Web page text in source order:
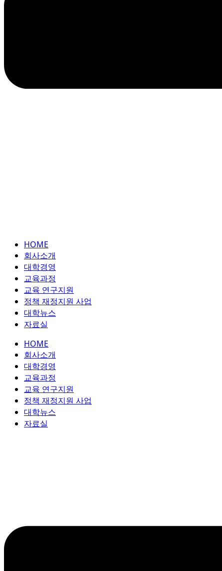
HOME
회사소개
대학경영
교육과정
교육 연구지원
정책 재정지원 사업
대학뉴스
자료실
HOME
회사소개
대학경영
교육과정
교육 연구지원
정책 재정지원 사업
대학뉴스
자료실